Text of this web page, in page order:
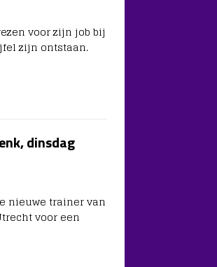
voor zijn job bij
zijn ontstaan.
dinsdag
nieuwe trainer van
voor een